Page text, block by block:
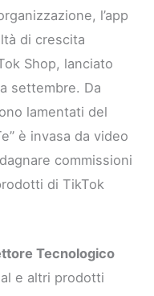
l’app
di crescita
Shop, lanciato
settembre. Da
lamentati del
è invasa da video
commissioni
di TikTok
Tecnologico
e altri prodotti